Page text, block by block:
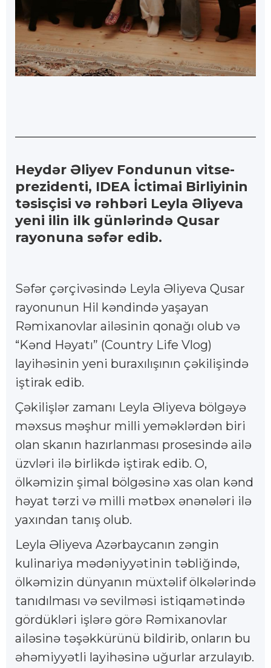
Heydər Əliyev Fondunun vitse-
prezidenti, IDEA İctimai Birliyinin
təsisçisi və rəhbəri Leyla Əliyeva
yeni ilin ilk günlərində Qusar
rayonuna səfər edib.
Səfər çərçivəsində Leyla Əliyeva Qusar
rayonunun Hil kəndində yaşayan
Rəmixanovlar ailəsinin qonağı olub və
“Kənd Həyatı” (Country Life Vlog)
layihəsinin yeni buraxılışının çəkilişində
iştirak edib.
Çəkilişlər zamanı Leyla Əliyeva bölgəyə
məxsus məşhur milli yeməklərdən biri
olan skanın hazırlanması prosesində ailə
üzvləri ilə birlikdə iştirak edib. O,
ölkəmizin şimal bölgəsinə xas olan kənd
həyat tərzi və milli mətbəx ənənələri ilə
yaxından tanış olub.
Leyla Əliyeva Azərbaycanın zəngin
kulinariya mədəniyyətinin təbliğində,
ölkəmizin dünyanın müxtəlif ölkələrində
tanıdılması və sevilməsi istiqamətində
gördükləri işlərə görə Rəmixanovlar
ailəsinə təşəkkürünü bildirib, onların bu
əhəmiyyətli layihəsinə uğurlar arzulayıb.